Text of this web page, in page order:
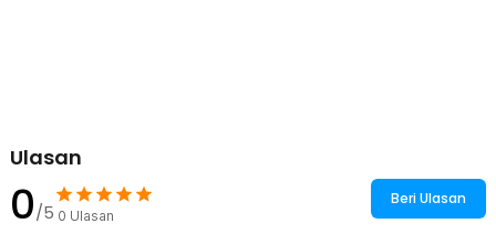
Ulasan
0/5 0 Ulasan
Beri Ulasan